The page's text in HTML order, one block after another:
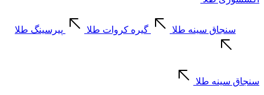
سنجاق سینه طلا گیره کروات طلا پیرسینگ طلا
سنجاق سینه طلا